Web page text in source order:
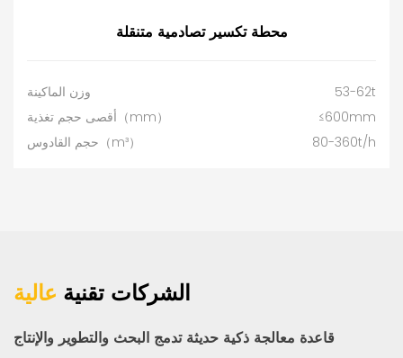
محطة تكسير تصادمية متنقلة
وزن الماكينة
53-62t
أقصى حجم تغذية（mm）
≤600mm
حجم القادوس（m³）
80-360t/h
الشركات تقنية عالية
قاعدة معالجة ذكية حديثة تدمج البحث والتطوير والإنتاج